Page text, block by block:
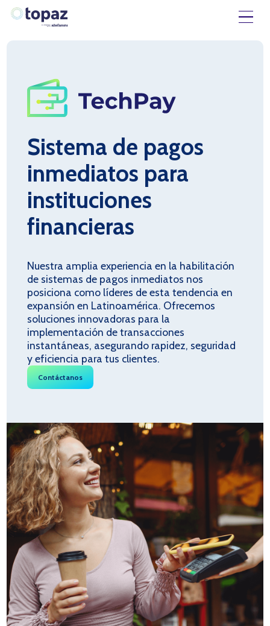
Sistema de pagos
inmediatos para
instituciones
financieras
Nuestra amplia experiencia en la habilitación
de sistemas de pagos inmediatos nos
posiciona como líderes de esta tendencia en
expansión en Latinoamérica. Ofrecemos
soluciones innovadoras para la
implementación de transacciones
instantáneas, asegurando rapidez, seguridad
y eficiencia para tus clientes.
Contáctanos